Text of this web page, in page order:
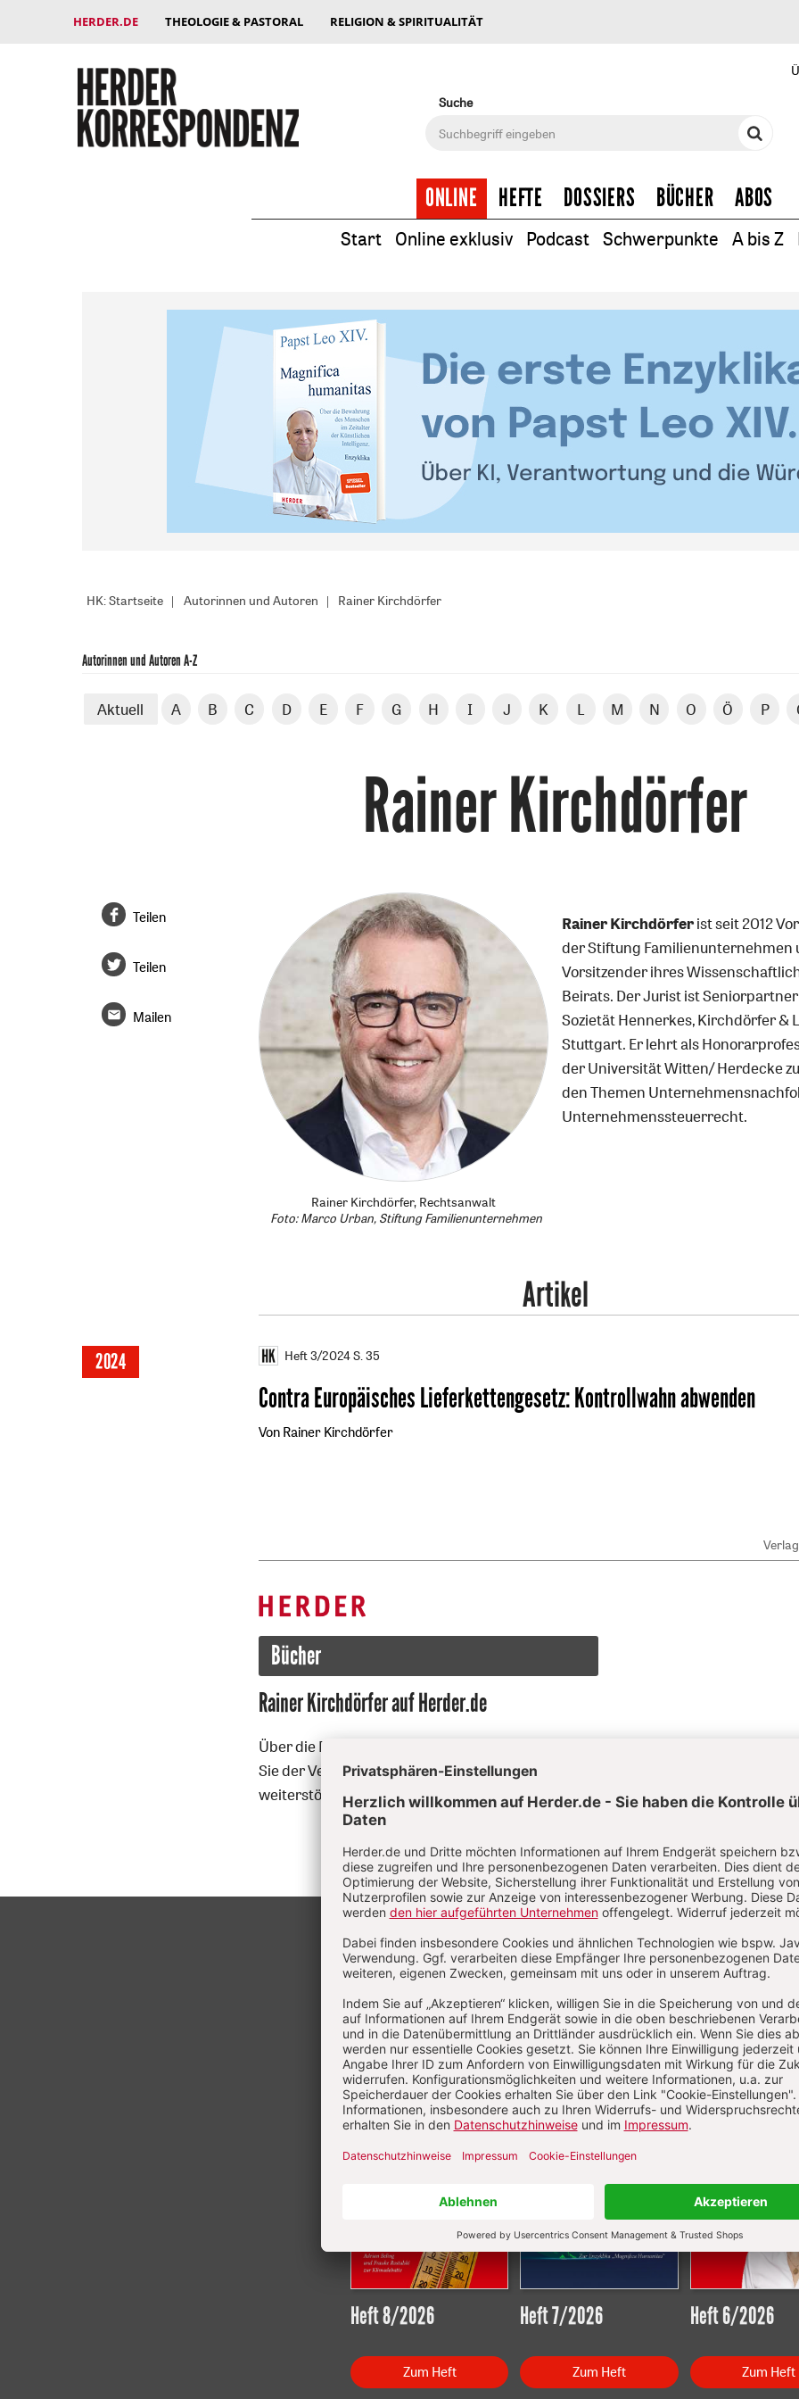
HERDER.DE THEOLOGIE & PASTORAL RELIGION & SPIRITUALITÄT
Suche
ONLINE HEFTE DOSSIERS BÜCHER ABOS
Start Online exklusiv Podcast Schwerpunkte A bis Z
HK: Startseite Autorinnen und Autoren Rainer Kirchdörfer
Autorinnen und Autoren A-Z
Aktuell A B C D E F G H I J K L M N O Ö P
Rainer Kirchdörfer
Rainer Kirchdörfer, Rechtsanwalt
Foto: Marco Urban, Stiftung Familienunternehmen
Rainer Kirchdörferist seit 2012
der Stiftung Familienunternehmen
Vorsitzender ihres
Beirats. Der Jurist ist
Sozietät Hennerkes, Kirchdörfer &
Stuttgart. Er lehrt als
der Universität Witten/ Herdecke zu
den Themen
Unternehmenssteuerrecht.
Teilen
Teilen
Mailen
Artikel
2024 Heft 3/2024S. 35
Contra Europäisches Lieferkettengesetz:Kontrollwahn abwenden
Von Rainer Kirchdörfer
Bücher
:Rainer Kirchdörfer auf Herder.de
Über die Bücher von Rainer Kirchdörfer informiert
Sie der Verlag auf der Herder-Autorenseite: Jetzt
weiterstöbern.
Aktuelle Hefte
Heft 8/2026
Zum Heft
Heft 7/2026
Zum Heft
Heft 6/2026
Zum Heft